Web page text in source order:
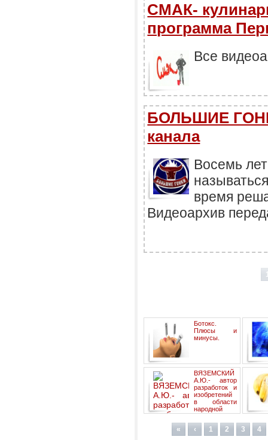
СМАК-
программа
Все
БОЛЬШИЕ
канала
Восемь
время
Видеоархив
Ботокс.
Плюсы и
минусы.
ВЯЗЕМСКИЙ
А.Ю.- автор
разработок и
изобретений
в области
народной
медицины.
« ‹ 1 2 3 4